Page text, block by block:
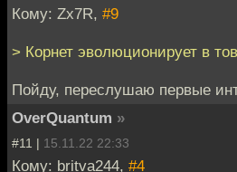
Кому: Zx7R, #9
> Корнет эволюционирует в
Пойду, переслушаю первые
OverQuantum »
#11 | 15.11.22 22:33
Кому: britva244, #4